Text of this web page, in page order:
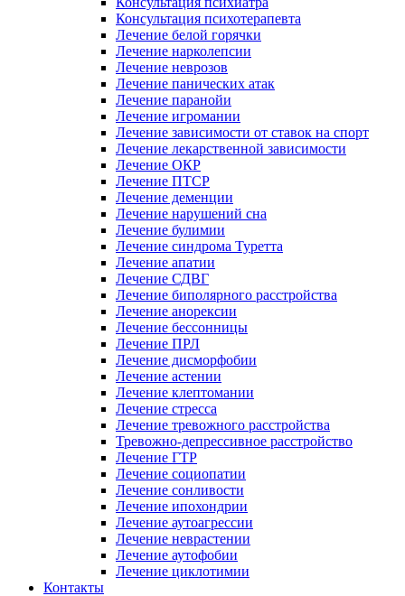
Консультация психотерапевта
Лечение белой горячки
Лечение нарколепсии
Лечение неврозов
Лечение панических атак
Лечение паранойи
Лечение игромании
Лечение зависимости от ставок на спорт
Лечение лекарственной зависимости
Лечение ОКР
Лечение ПТСР
Лечение деменции
Лечение нарушений сна
Лечение булимии
Лечение синдрома Туретта
Лечение апатии
Лечение СДВГ
Лечение биполярного расстройства
Лечение анорексии
Лечение бессонницы
Лечение ПРЛ
Лечение дисморфобии
Лечение астении
Лечение клептомании
Лечение стресса
Лечение тревожного расстройства
Тревожно-депрессивное расстройство
Лечение ГТР
Лечение социопатии
Лечение сонливости
Лечение ипохондрии
Лечение аутоагрессии
Лечение неврастении
Лечение аутофобии
Лечение циклотимии
Контакты